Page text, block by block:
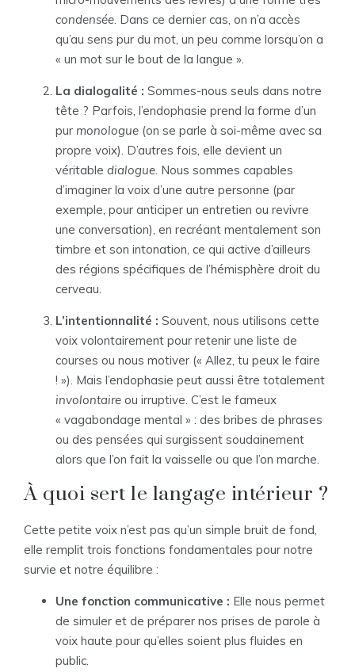
condensée. Dans ce dernier cas, on n’a accès
qu’au sens pur du mot, un peu comme lorsqu’on a
« un mot sur le bout de la langue ».
La dialogalité : Sommes-nous seuls dans notre
tête ? Parfois, l’endophasie prend la forme d’un
pur monologue (on se parle à soi-même avec sa
propre voix). D’autres fois, elle devient un
véritable dialogue. Nous sommes capables
d’imaginer la voix d’une autre personne (par
exemple, pour anticiper un entretien ou revivre
une conversation), en recréant mentalement son
timbre et son intonation, ce qui active d’ailleurs
des régions spécifiques de l’hémisphère droit du
cerveau.
L’intentionnalité : Souvent, nous utilisons cette
voix volontairement pour retenir une liste de
courses ou nous motiver (« Allez, tu peux le faire
! »). Mais l’endophasie peut aussi être totalement
involontaire ou irruptive. C’est le fameux
« vagabondage mental » : des bribes de phrases
ou des pensées qui surgissent soudainement
alors que l’on fait la vaisselle ou que l’on marche.
À quoi sert le langage intérieur ?
Cette petite voix n’est pas qu’un simple bruit de fond,
elle remplit trois fonctions fondamentales pour notre
survie et notre équilibre :
Une fonction communicative : Elle nous permet
de simuler et de préparer nos prises de parole à
voix haute pour qu’elles soient plus fluides en
public.